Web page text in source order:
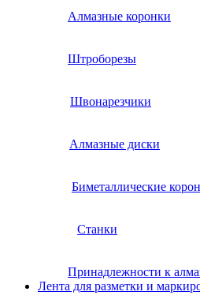
Алмазные коронки
Штроборезы
Швонарезчики
Алмазные диски
Биметаллические
Станки
Принадлежности к
Лента для разметки и